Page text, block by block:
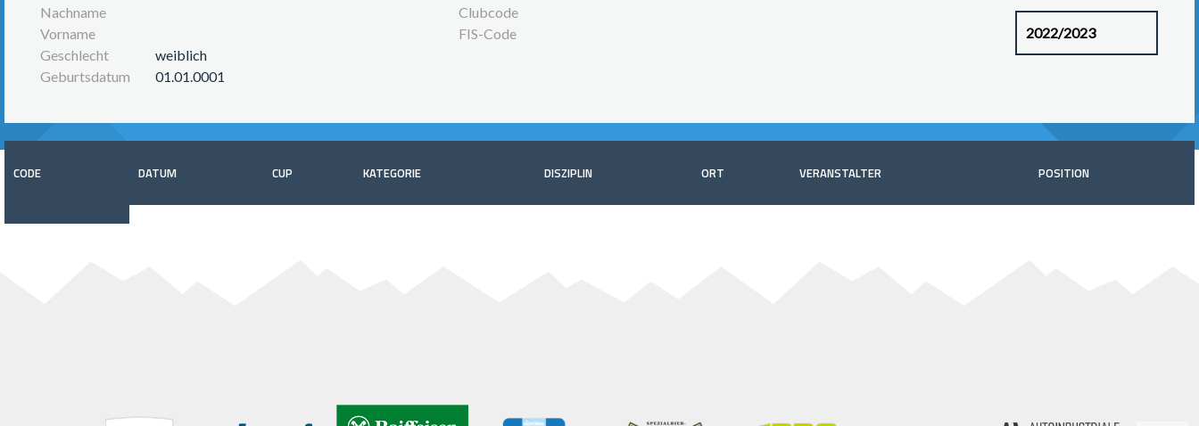
Nachname
Vorname
Geschlecht
weiblich
Geburtsdatum
01.01.0001
Clubcode
FIS-Code
CODE DATUM CUP KATEGORIE DISZIPLIN ORT VERANSTALTER POSITION